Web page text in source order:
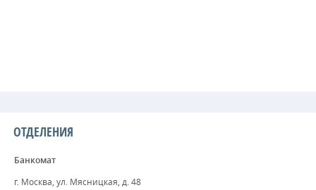
ОТДЕЛЕНИЯ
Банкомат
г. Москва, ул. Мясницкая, д. 48